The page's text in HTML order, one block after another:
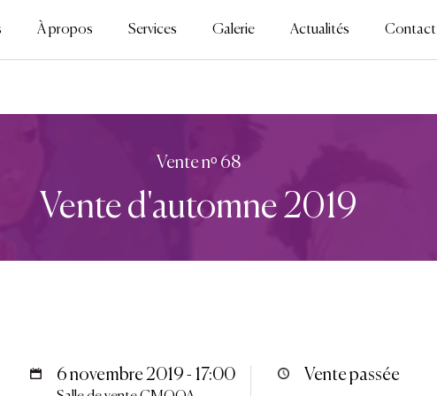
À propos Services Galerie Actualités Contact
Vente nᵒ 68
Vente d'automne 2019
6 novembre 2019 - 17:00 Vente passée